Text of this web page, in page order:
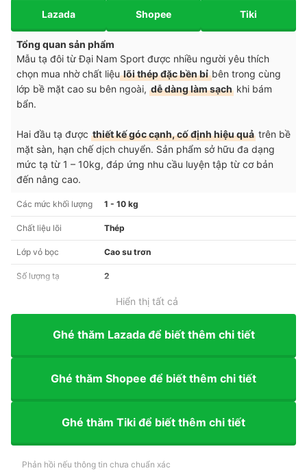
Lazada Shopee Tiki
Tổng quan sản phẩm
Mẫu tạ đôi từ Đại Nam Sport được nhiều người yêu thích
chọn mua nhờ chất liệulõi thép đặc bền bỉbên trong cùng
lớp bề mặt cao su bên ngoài, dễ dàng làm sạch khi bám
bẩn.
Hai đầu tạ được thiết kế góc cạnh, cố định hiệu quả trên bề
mặt sàn, hạn chế dịch chuyển. Sản phẩm sở hữu đa dạng
mức tạ từ 1 – 10kg, đáp ứng nhu cầu luyện tập từ cơ bản
đến nâng cao.
Các mức khối lượng 1 - 10 kg
Chất liệu lõi Thép
Lớp vỏ bọc Cao su trơn
Số lượng tạ 2
Hiển thị tất cả
Ghé thăm Lazada để biết thêm chi tiết
Ghé thăm Shopee để biết thêm chi tiết
Ghé thăm Tiki để biết thêm chi tiết
Phản hồi nếu thông tin chưa chuẩn xác